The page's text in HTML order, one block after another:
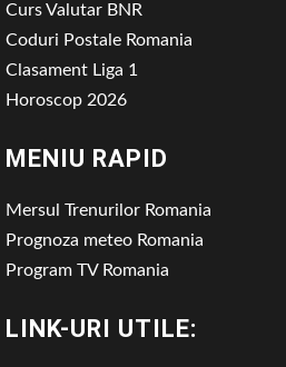
Curs Valutar BNR
Coduri Postale Romania
Clasament Liga 1
Horoscop 2026
MENIU RAPID
Mersul Trenurilor Romania
Prognoza meteo Romania
Program TV Romania
LINK-URI UTILE: